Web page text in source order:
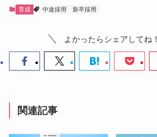
育成 中途採用 新卒採用
よかったらシェアしてね！
関連記事